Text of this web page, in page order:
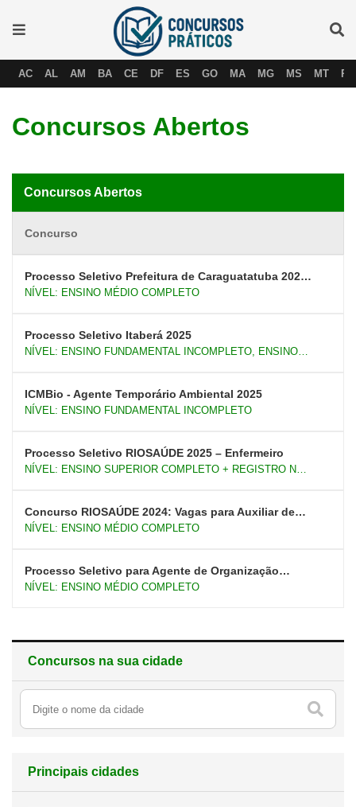
AC AL AM BA CE DF ES GO MA MG MS MT PA
Concursos Abertos
Concursos Abertos
Concurso
Processo Seletivo Prefeitura de Caraguatatuba 2025
– Professores de Educação Física e Formadores
NÍVEL: ENSINO MÉDIO COMPLETO
Processo Seletivo Itaberá 2025
NÍVEL: ENSINO FUNDAMENTAL INCOMPLETO, ENSINO
ICMBio - Agente Temporário Ambiental 2025
NÍVEL: ENSINO FUNDAMENTAL INCOMPLETO
Processo Seletivo RIOSAÚDE 2025 – Enfermeiro
NÍVEL: ENSINO SUPERIOR COMPLETO + REGISTRO NO
Concurso RIOSAÚDE 2024: Vagas para Auxiliar de
Suprimentos e Técnico de Farmácia – Salários de
NÍVEL: ENSINO MÉDIO COMPLETO
Processo Seletivo para Agente de Organização
Escolar – Diretoria de Ensino Leste 5
NÍVEL: ENSINO MÉDIO COMPLETO
Concursos na sua cidade
Principais cidades